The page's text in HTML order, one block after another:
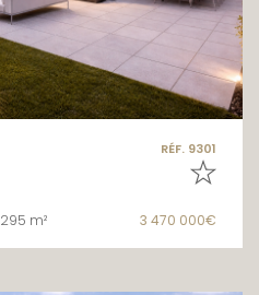
RÉF. 9301
295 m² 3 470 000€